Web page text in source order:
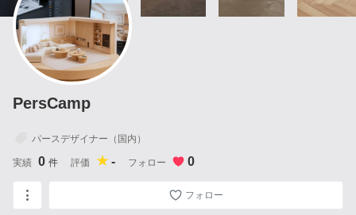
PersCamp
パースデザイナー（国内）
実績 0 件 評価 - フォロー 0
フォロー